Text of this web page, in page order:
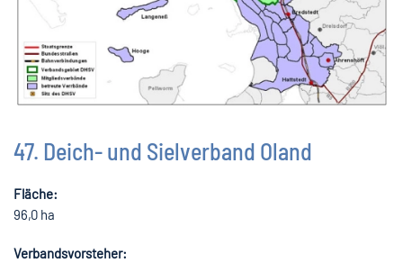
47. Deich- und Sielverband Oland
Fläche:
96,0 ha
Verbandsvorsteher: